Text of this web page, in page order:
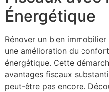
Énergétique
Rénover un bien
une amélioration du
énergétique. Cette
avantages fiscaux
peut-être pas encore.